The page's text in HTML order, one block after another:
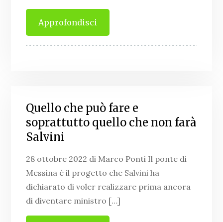
Approfondisci
Quello che può fare e
soprattutto quello che non farà
Salvini
28 ottobre 2022 di Marco Ponti Il ponte di
Messina è il progetto che Salvini ha
dichiarato di voler realizzare prima ancora
di diventare ministro […]